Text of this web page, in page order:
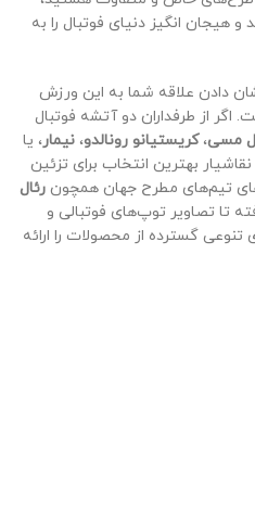
و هیجان انگیز دنیای فوتبال را به
دادن علاقه شما به این ورزش
از طرفداران دو آتشه فوتبال
مسی،کریستیانو رونالدو، نیمار، یا
بهترین انتخاب برای تزئین
تیم‌های مطرح جهان همچون رئال
تا تصاویر توپ‌های فوتبالی و
گسترده از محصولات را ارائه